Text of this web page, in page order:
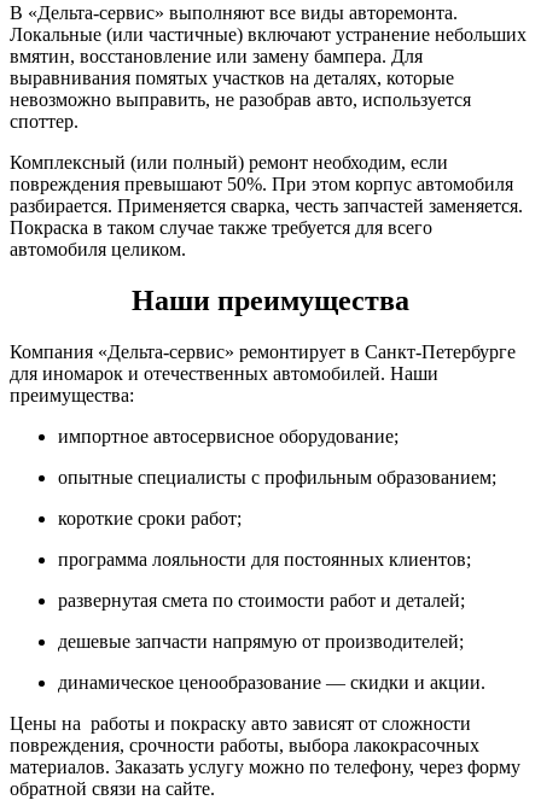
В «Дельта-сервис» выполняют все виды авторемонта.
Локальные (или частичные) включают устранение небольших
вмятин, восстановление или замену бампера. Для
выравнивания помятых участков на деталях, которые
невозможно выправить, не разобрав авто, используется
споттер.
Комплексный (или полный) ремонт необходим, если
повреждения превышают 50%. При этом корпус автомобиля
разбирается. Применяется сварка, честь запчастей заменяется.
Покраска в таком случае также требуется для всего
автомобиля целиком.
Наши преимущества
Компания «Дельта-сервис» ремонтирует в Санкт-Петербурге
для иномарок и отечественных автомобилей. Наши
преимущества:
импортное автосервисное оборудование;
опытные специалисты с профильным образованием;
короткие сроки работ;
программа лояльности для постоянных клиентов;
развернутая смета по стоимости работ и деталей;
дешевые запчасти напрямую от производителей;
динамическое ценообразование — скидки и акции.
Цены на работы и покраску авто зависят от сложности
повреждения, срочности работы, выбора лакокрасочных
материалов. Заказать услугу можно по телефону, через форму
обратной связи на сайте.